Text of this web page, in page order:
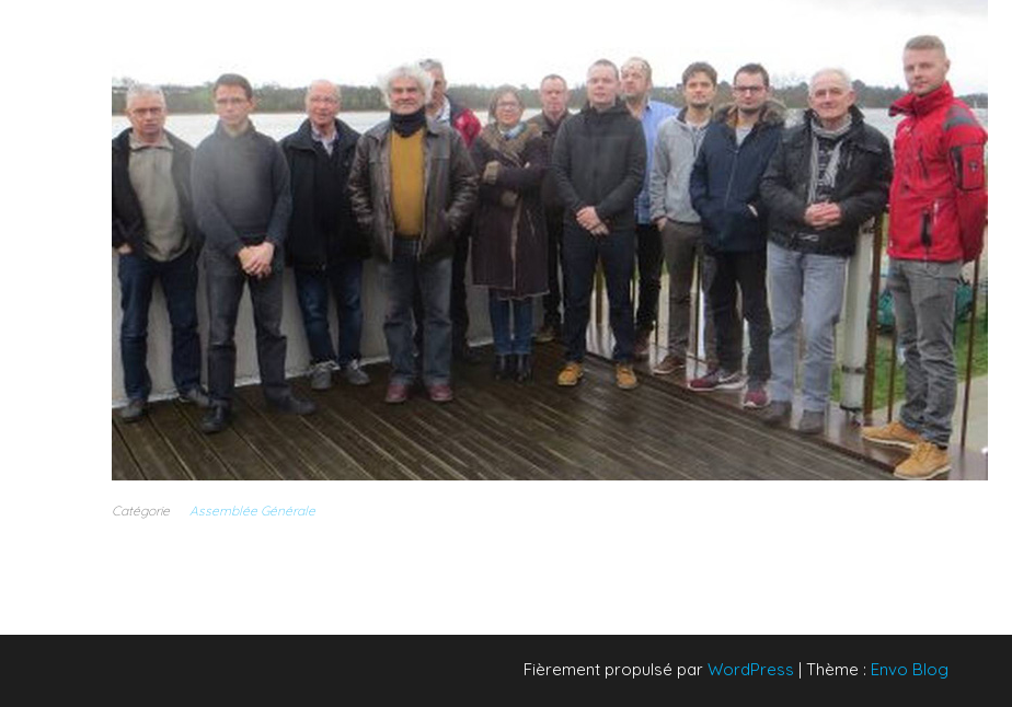
Catégorie Assemblée Générale
Fièrement propulsé par WordPress | Thème : Envo Blog